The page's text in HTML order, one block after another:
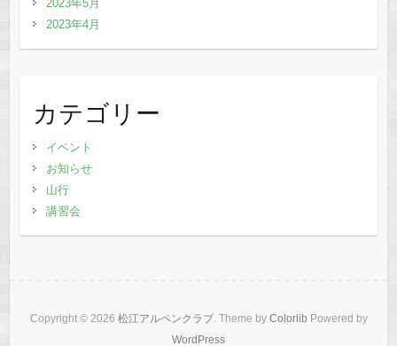
2023年5月
2023年4月
カテゴリー
イベント
お知らせ
山行
講習会
Copyright © 2026 松江アルペンクラブ. Theme by Colorlib Powered by
WordPress